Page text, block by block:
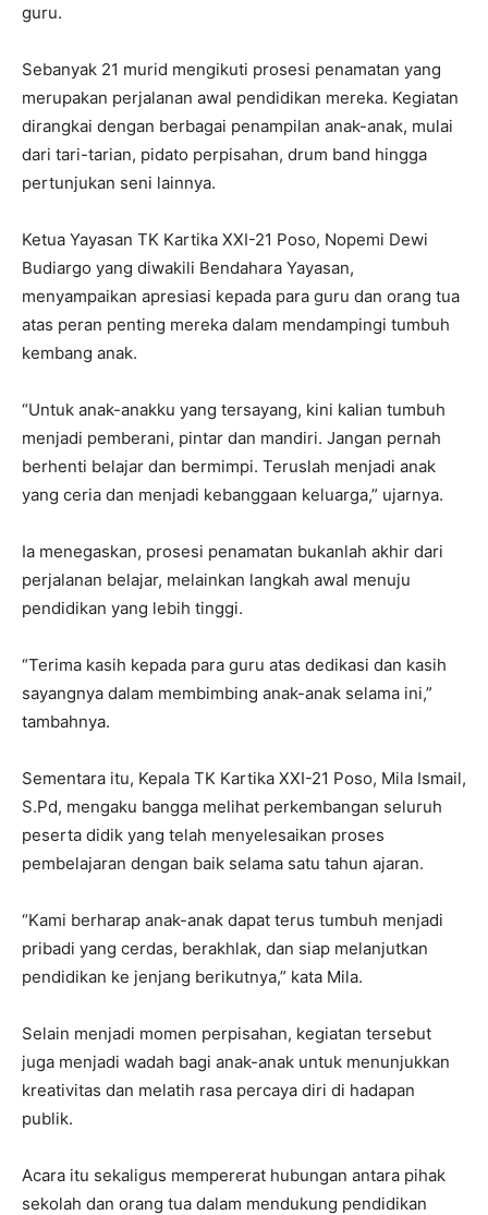
guru.
Sebanyak 21 murid mengikuti prosesi penamatan yang
merupakan perjalanan awal pendidikan mereka. Kegiatan
dirangkai dengan berbagai penampilan anak-anak, mulai
dari tari-tarian, pidato perpisahan, drum band hingga
pertunjukan seni lainnya.
Ketua Yayasan TK Kartika XXI-21 Poso, Nopemi Dewi
Budiargo yang diwakili Bendahara Yayasan,
menyampaikan apresiasi kepada para guru dan orang tua
atas peran penting mereka dalam mendampingi tumbuh
kembang anak.
“Untuk anak-anakku yang tersayang, kini kalian tumbuh
menjadi pemberani, pintar dan mandiri. Jangan pernah
berhenti belajar dan bermimpi. Teruslah menjadi anak
yang ceria dan menjadi kebanggaan keluarga,” ujarnya.
Ia menegaskan, prosesi penamatan bukanlah akhir dari
perjalanan belajar, melainkan langkah awal menuju
pendidikan yang lebih tinggi.
“Terima kasih kepada para guru atas dedikasi dan kasih
sayangnya dalam membimbing anak-anak selama ini,”
tambahnya.
Sementara itu, Kepala TK Kartika XXI-21 Poso, Mila Ismail,
S.Pd, mengaku bangga melihat perkembangan seluruh
peserta didik yang telah menyelesaikan proses
pembelajaran dengan baik selama satu tahun ajaran.
“Kami berharap anak-anak dapat terus tumbuh menjadi
pribadi yang cerdas, berakhlak, dan siap melanjutkan
pendidikan ke jenjang berikutnya,” kata Mila.
Selain menjadi momen perpisahan, kegiatan tersebut
juga menjadi wadah bagi anak-anak untuk menunjukkan
kreativitas dan melatih rasa percaya diri di hadapan
publik.
Acara itu sekaligus mempererat hubungan antara pihak
sekolah dan orang tua dalam mendukung pendidikan